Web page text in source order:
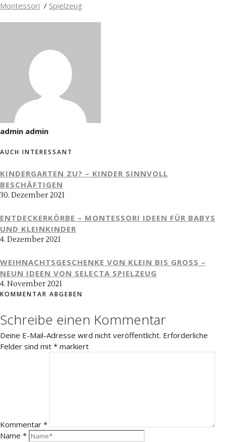
Montessori / Spielzeug
admin admin
AUCH INTERESSANT
KINDERGARTEN ZU? – KINDER SINNVOLL
BESCHÄFTIGEN
30. Dezember 2021
ENTDECKERKÖRBE – MONTESSORI IDEEN FÜR BABYS
UND KLEINKINDER
4. Dezember 2021
WEIHNACHTSGESCHENKE VON KLEIN BIS GROSS – N
EUN IDEEN VON SELECTA SPIELZEUG
4. November 2021
KOMMENTAR ABGEBEN
Schreibe einen Kommentar
Deine E-Mail-Adresse wird nicht veröffentlicht. Erforderliche
Felder sind mit * markiert
Kommentar *
Name *